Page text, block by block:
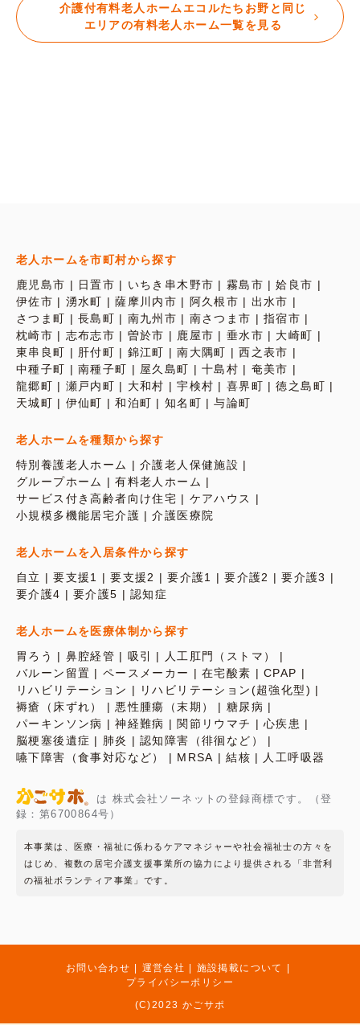
介護付有料老人ホームエコルたちお野と同じ
エリアの有料老人ホーム一覧を見る
老人ホームを市町村から探す
鹿児島市
日置市 いちき串木野市 霧島市
姶良市
伊佐市
湧水町 薩摩川内市 阿久根市
出水市
さつま町
長島町 南九州市 南さつま市
指宿市
枕崎市
志布志市 曽於市 鹿屋市 垂水市
大崎町
東串良町
肝付町 錦江町 南大隅町
西之表市
中種子町
南種子町 屋久島町 十島村
奄美市
龍郷町
瀬戸内町 大和村 宇検村 喜界町
徳之島町
天城町
伊仙町 和泊町 知名町 与論町
老人ホームを種類から探す
特別養護老人ホーム
介護老人保健施設
グループホーム
有料老人ホーム
サービス付き高齢者向け住宅
ケアハウス
小規模多機能居宅介護
介護医療院
老人ホームを入居条件から探す
自立
要支援1 要支援2 要介護1 要介護2
要介護3
要介護4
要介護5 認知症
老人ホームを医療体制から探す
胃ろう
鼻腔経管 吸引
人工肛門（ストマ）
バルーン留置
ペースメーカー 在宅酸素
CPAP
リハビリテーション
リハビリテーション(超強化型)
褥瘡（床ずれ）
悪性腫瘍（末期）
糖尿病
パーキンソン病
神経難病 関節リウマチ
心疾患
脳梗塞後遺症
肺炎
認知障害（徘徊など）
嚥下障害（食事対応など）
MRSA 結核 人工呼吸器
は 株式会社ソーネットの登録商標です。（登
録：第6700864号）
本事業は、医療・福祉に係わるケアマネジャーや社会福祉士の方々を
はじめ、複数の居宅介護支援事業所の協力により提供される「非営利
の福祉ボランティア事業」です。
お問い合わせ 運営会社
施設掲載について
プライバシーポリシー
(C)2023 かごサポ